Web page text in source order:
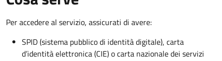
Per accedere al servizio, assicurati di avere:
SPID (sistema pubblico di identità digitale), carta
d’identità elettronica (CIE) o carta nazionale dei servizi